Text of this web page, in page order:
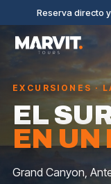
Reserva directo
EXCURSIONES ·
EL
EN UN
Grand Canyon,